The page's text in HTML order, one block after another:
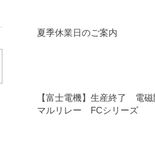
夏季休業日のご案内
【富士電機】生産終了 電磁
マルリレー FCシリーズ